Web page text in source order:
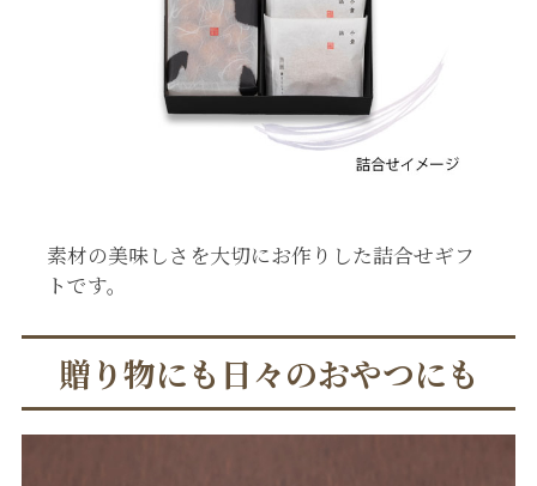
素材の美味しさを大切にお作りした詰合せギフ
トです。
贈り物にも日々のおやつにも